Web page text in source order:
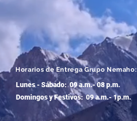
Horarios de Entrega Grupo Nemaho:
Lunes - Sábado: 09 a.m.- 08 p.m.
Domingos y Festivos: 09 a.m.- 1p.m.